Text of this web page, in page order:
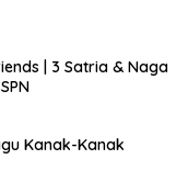
| 3 Satria & Naga
Kanak-Kanak